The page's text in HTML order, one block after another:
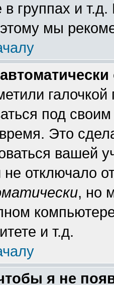
группах и
мы
галочкой
под
Это
вашей
не отключало
, но
и т.д.
я не